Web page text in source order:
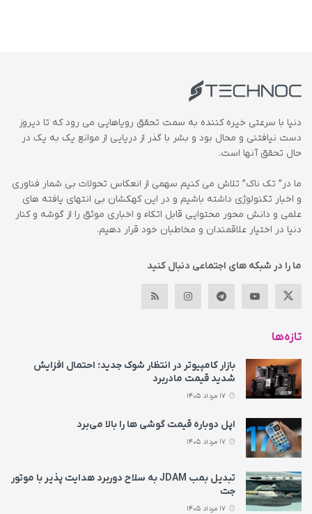
دنیا با سرعتی خیره کننده به سمت تحقق رویاهایی می رود که تا دیروز
دست نیافتنی و محال بود و بشر با گذر از دریایی از موانع یک به یک در
حال تحقق آنها است.
ما در” تک ناک” تلاش می کنیم سهمی از انعکاس تحولات بی شمار فناوری
و اخبار تکنولوژی داشته باشیم و در این کهکشان بی انتهای یافته های
علمی و دانش محور محتوایی قابل اتکاء و اخباری موثق را از گوشه و کنار
دنیا در اختیار علاقمندان و مخاطبان خود قرار دهیم.
ما را در شبکه های اجتماعی دنبال کنید
تازه‌ها
بازار کامپیوتر در انتظار شوک جدید؛ احتمال افزایش
شدید قیمت مادربرد
17 مرداد 1405
اپل دوباره قیمت‌ گوشی ها را بالا می‌برد
17 مرداد 1405
تبدیل بمب JDAM به سلاح دوربرد هدایت پذیر با موتور
جت
17 مرداد 1405